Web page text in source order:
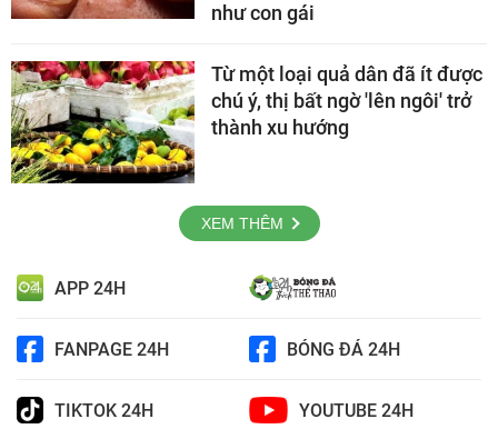
như con gái
Từ một loại quả dân đã ít được
chú ý, thị bất ngờ 'lên ngôi' trở
thành xu hướng
XEM THÊM
APP 24H
FANPAGE 24H BÓNG ĐÁ 24H
TIKTOK 24H YOUTUBE 24H